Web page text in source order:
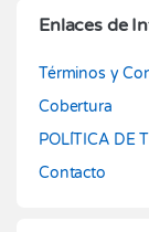
Enlaces de
Términos y
Cobertura
POLÍTICA DE
Contacto